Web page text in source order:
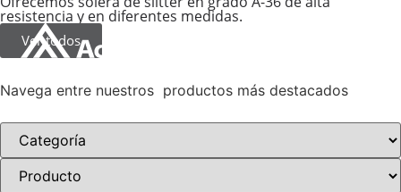
resistencia y en diferentes medidas.
Ver todos
Navega entre nuestros productos más destacados